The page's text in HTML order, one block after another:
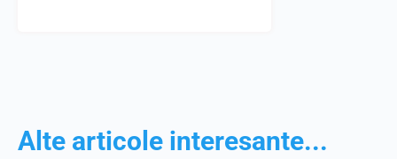
Alte articole interesante...